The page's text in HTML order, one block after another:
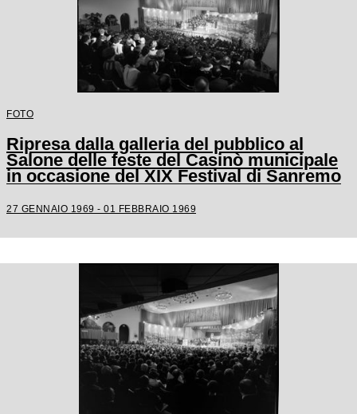
FOTO
Ripresa dalla galleria del pubblico al
Salone delle feste del Casinò municipale
in occasione del XIX Festival di Sanremo
27 GENNAIO 1969 - 01 FEBBRAIO 1969